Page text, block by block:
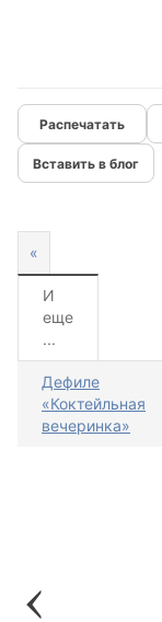
Вставить в блог
«
И
еще
...
Дефиле
«Коктейльная
вечеринка»